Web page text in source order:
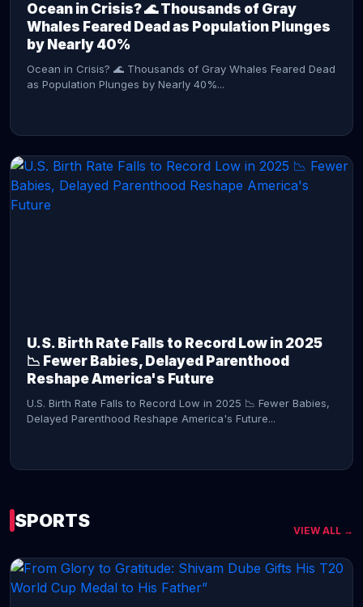
Ocean in Crisis? 🌊 Thousands of Gray
Whales Feared Dead as Population Plunges
by Nearly 40%
Ocean in Crisis? 🌊 Thousands of Gray Whales Feared Dead
as Population Plunges by Nearly 40%...
U.S. Birth Rate Falls to Record Low in 2025
📉 Fewer Babies, Delayed Parenthood
Reshape America's Future
U.S. Birth Rate Falls to Record Low in 2025 📉 Fewer Babies,
Delayed Parenthood Reshape America's Future...
SPORTS VIEW ALL →